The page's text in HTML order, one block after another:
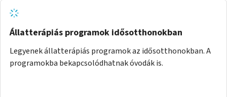
Állatterápiás programok idősotthonokban
Legyenek állatterápiás programok az idősotthonokban. A
programokba bekapcsolódhatnak óvodák is.